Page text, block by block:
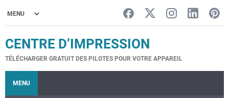
CENTRE D’IMPRESSION
TÉLÉCHARGER GRATUIT DES PILOTES POUR VOTRE APPAREIL
MENU